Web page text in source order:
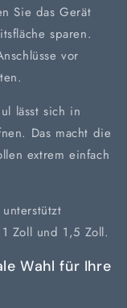
Sie das Gerät
sparen.
vor
lässt sich in
Das macht die
extrem einfach
Zoll und 1,5 Zoll.
Wahl für Ihre